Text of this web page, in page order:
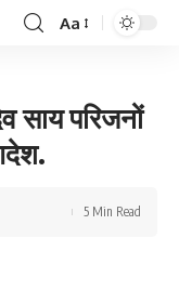
Font
Aa
साय परिजनों
5 Min Read